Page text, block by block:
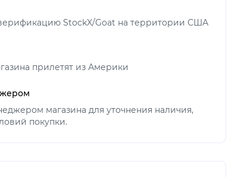
StockX/Goat на территории США
прилетят из Америки
магазина для уточнения наличия,
покупки.